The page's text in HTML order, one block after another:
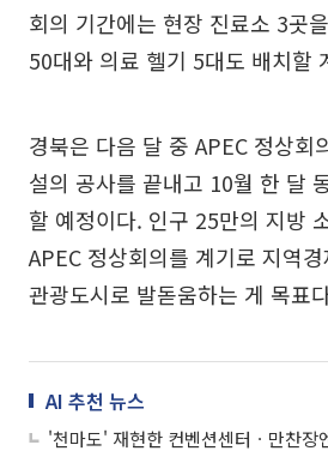
회의 기간에는 현장 진료소 3곳
50대와 의료 헬기 5대도 배치할
경북은 다음 달 중 APEC 정상회
설의 공사를 끝내고 10월 한 달
할 예정이다. 인구 25만의 지방
APEC 정상회의를 계기로 지역
관광도시로 발돋움하는 게 목표
AI 추천 뉴스